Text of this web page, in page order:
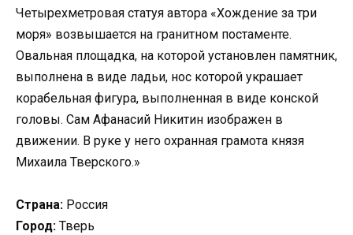
Четырехметровая статуя автора «Хождение за три
моря» возвышается на гранитном постаменте.
Овальная площадка, на которой установлен памятник,
выполнена в виде ладьи, нос которой украшает
корабельная фигура, выполненная в виде конской
головы. Сам Афанасий Никитин изображен в
движении. В руке у него охранная грамота князя
Михаила Тверского.»
Страна: Россия
Город: Тверь